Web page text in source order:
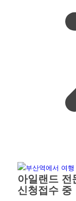
아일랜드
신청접수 중